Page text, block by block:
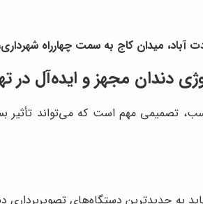
میدان کاج به سمت چهارراه شهرداری، خیابان
دندان مجهز و ایده‌آل در
تصمیمی مهم است که می‌تواند